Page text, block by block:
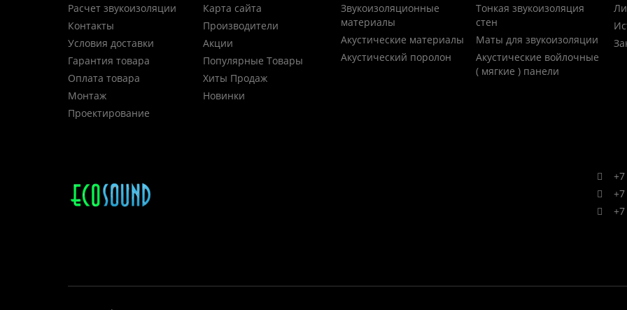
Расчет звукоизоляции
Контакты
Условия доставки
Гарантия товара
Оплата товара
Монтаж
Проектирование
Карта сайта
Производители
Акции
Популярные Товары
Хиты Продаж
Новинки
Звукоизоляционные
материалы
Акустические материалы
Акустический поролон
Тонкая звукоизоляция
стен
Маты для звукоизоляции
Акустические войлочные
( мягкие ) панели
+7